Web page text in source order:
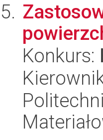
Konkurs: